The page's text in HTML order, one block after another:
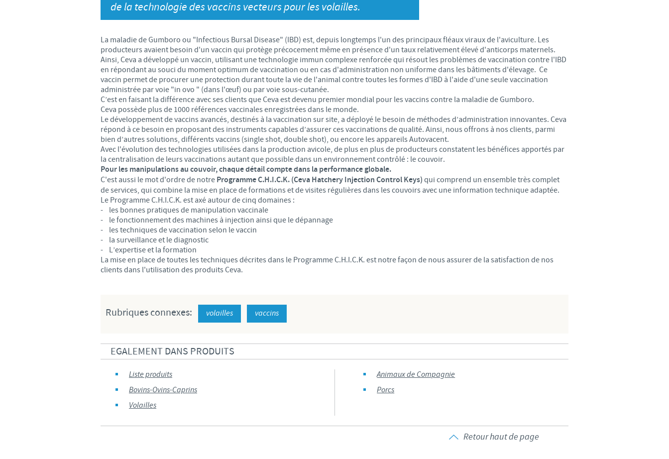
Bulgaria
Canada (EN)
Chile
China
Colombia
Denmark
Egypt
Japan
Korea
Malaysia
Mexico
Middle East
Netherlands
Peru
Tunisia
Ukraine
United Kingdom
Vous quittez le site pays pour accéder à un autre site du groupe.
pertinente à l'usage dans votre pays.
de la technologie des vaccins vecteurs pour les volailles.
La maladie de Gumboro ou "Infectious Bursal Disease" (IBD) est, depuis longtemps l'un des principaux fléaux viraux de l'aviculture. Les
producteurs avaient besoin d'un vaccin qui protège précocement même en présence d'un taux relativement élevé d'anticorps maternels.
Ainsi, Ceva a développé un vaccin, utilisant une technologie immun complexe renforcée qui résout les problèmes de vaccination contre l'IBD
en répondant au souci du moment optimum de vaccination ou en cas d'administration non uniforme dans les bâtiments d'élevage. Ce
vaccin permet de procurer une protection durant toute la vie de l'animal contre toutes les formes d'IBD à l'aide d'une seule vaccination
administrée par voie "in ovo " (dans l'œuf) ou par voie sous-cutanée.
C’est en faisant la différence avec ses clients que Ceva est devenu premier mondial pour les vaccins contre la maladie de Gumboro.
Ceva possède plus de 1000 références vaccinales enregistrées dans le monde.
Le développement de vaccins avancés, destinés à la vaccination sur site, a déployé le besoin de méthodes d’administration innovantes. Ceva
répond à ce besoin en proposant des instruments capables d’assurer ces vaccinations de qualité. Ainsi, nous offrons à nos clients, parmi
bien d’autres solutions, différents vaccins (single shot, double shot), ou encore les appareils Autovacent.
Avec l'évolution des technologies utilisées dans la production avicole, de plus en plus de producteurs constatent les bénéfices apportés par
la centralisation de leurs vaccinations autant que possible dans un environnement contrôlé : le couvoir.
Pour les manipulations au couvoir, chaque détail compte dans la performance globale.
C'est aussi le mot d'ordre de notre ProgrammeC.H.I.C.K. (Ceva Hatchery Injection Control Keys) qui comprend un ensemble très complet
de services, qui combine la mise en place de formations et de visites régulières dans les couvoirs avec une information technique adaptée.
Le Programme C.H.I.C.K. est axé autour de cinq domaines :
- les bonnes pratiques de manipulation vaccinale
- le fonctionnement des machines à injection ainsi que le dépannage
- les techniques de vaccination selon le vaccin
- la surveillance et le diagnostic
- L’expertise et la formation
La mise en place de toutes les techniques décrites dans le Programme C.H.I.C.K. est notre façon de nous assurer de la satisfaction de nos
clients dans l'utilisation des produits Ceva.
Rubriques connexes: volailles vaccins
EGALEMENT DANS PRODUITS
Liste produits
Animaux de Compagnie
Bovins-Ovins-Caprins
Porcs
Volailles
Retour haut de page